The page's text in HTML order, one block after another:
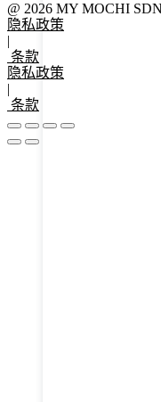
@ 2026 MY MOCHI
隐私政策
|
条款
隐私政策
|
条款